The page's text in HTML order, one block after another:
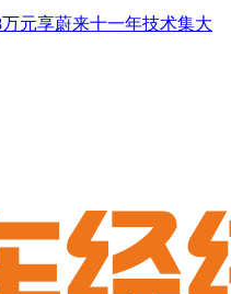
元享蔚来十一年技术集大